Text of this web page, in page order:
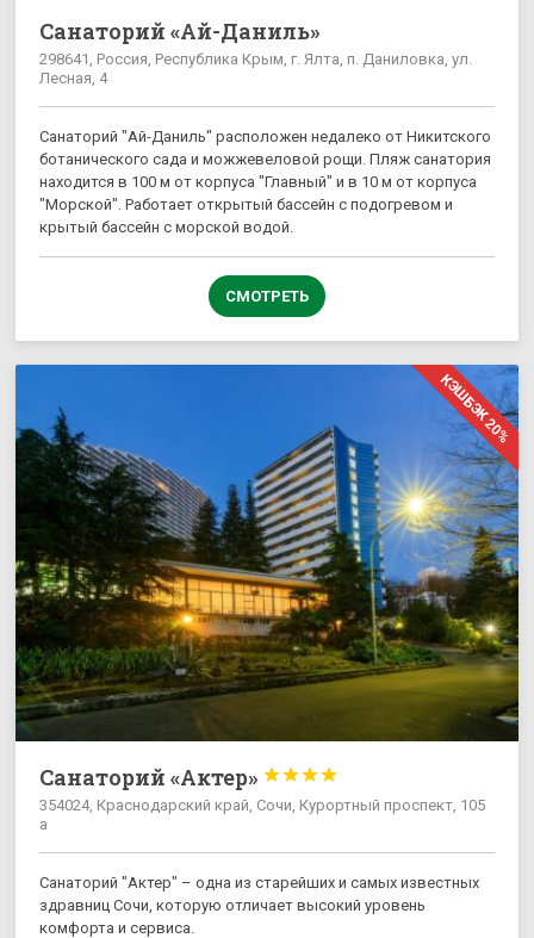
Санаторий «Ай-Даниль»
298641, Россия, Республика Крым, г. Ялта, п. Даниловка, ул.
Лесная, 4
Санаторий "Ай-Даниль" расположен недалеко от Никитского
ботанического сада и можжевеловой рощи. Пляж санатория
находится в 100 м от корпуса "Главный" и в 10 м от корпуса
"Морской". Работает открытый бассейн с подогревом и
крытый бассейн с морской водой.
СМОТРЕТЬ
КЭШБЭК 20%
Санаторий «Актер» 



354024, Краснодарский край, Сочи, Курортный проспект, 105
а
Санаторий "Актер" – одна из старейших и самых известных
здравниц Сочи, которую отличает высокий уровень
комфорта и сервиса.